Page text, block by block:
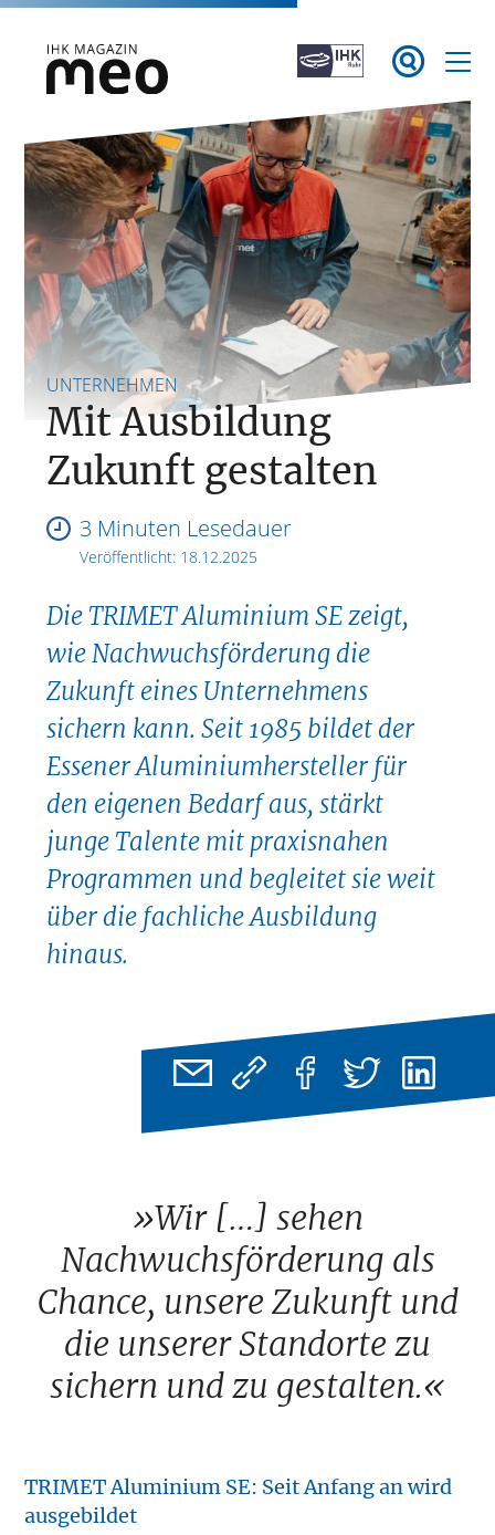

IHK Magazin meo
UNTERNEHMEN
Mit Ausbildung
Zukunft gestalten
3 Minuten Lesedauer
Veröffentlicht: 18.12.2025
Die TRIMET Aluminium SE zeigt,
wie Nachwuchsförderung die
Zukunft eines Unternehmens
sichern kann. Seit 1985 bildet der
Essener Aluminiumhersteller für
den eigenen Bedarf aus, stärkt
junge Talente mit praxisnahen
Programmen und begleitet sie weit
über die fachliche Ausbildung
hinaus.
»Wir […] sehen
Nachwuchsförderung als
Chance, unsere Zukunft und
die unserer Standorte zu
sichern und zu gestalten.«
TRIMET Aluminium SE: Seit Anfang an wird
ausgebildet